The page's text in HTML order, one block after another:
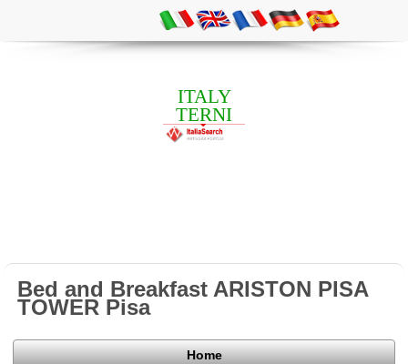
ITALY
TERNI
Bed and Breakfast ARISTON PISA
TOWER Pisa
Home